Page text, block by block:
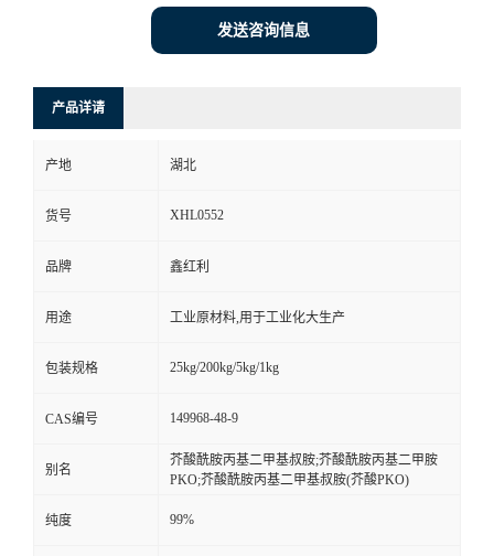
发送咨询信息
产品详请
产地 湖北
货号 XHL0552
品牌 鑫红利
用途 工业原材料,用于工业化大生产
包装规格 25kg/200kg/5kg/1kg
CAS编号 149968-48-9
别名
芥酸酰胺丙基二甲基叔胺;芥酸酰胺丙基二甲胺
PKO;芥酸酰胺丙基二甲基叔胺(芥酸PKO)
纯度 99%